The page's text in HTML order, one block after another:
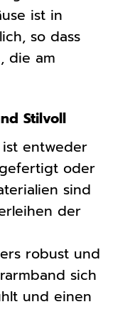
ist in
so dass
die am
Stilvoll
entweder
oder
sind
der
robust und
sich
und einen